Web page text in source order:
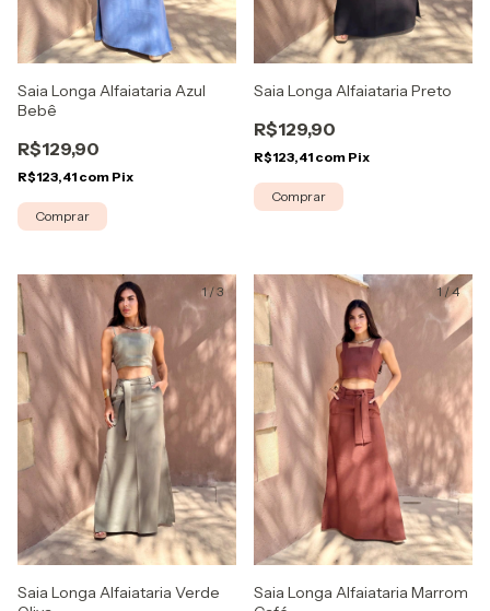
Saia Longa Alfaiataria Azul
Bebê
R$129,90
R$123,41 com Pix
Comprar
Saia Longa Alfaiataria Preto
R$129,90
R$123,41 com Pix
Comprar
1/3
Saia Longa Alfaiataria Verde
1/4
Saia Longa Alfaiataria Marrom